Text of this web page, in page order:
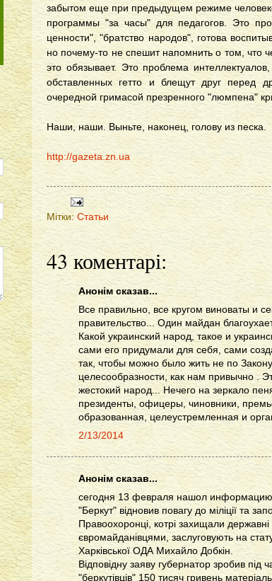
забытом еще при предыдущем режиме
программы "за часы" для педагогов. Это
ценности", "братство народов", готова
но почему-то не спешит напомнить о том, что
это обязывает. Это проблема
обставленных гетто и блещут друг перед
очередной гримасой презренного "люмпена"
Наши, наши. Выньте, наконец, голову из песка.
http://gazeta.zn.ua
Мітки: Статьи
43 коментарі:
Анонім сказав...
Все правильно, все кругом виноваты и
правительство... Один майдан
Какой украинский народ, такое и
сами его придумали для себя, сами
так, чтобы можно было жить не по
целесообразности, как нам привычно .
жестокий народ... Нечего на зеркало
президенты, офицеры, чиновники,
образованная, целеустремленная и
2/13/2014
Анонім сказав...
сегодня 13 февраля нашол
"Беркут" відновив повагу до міліції та
Правоохоронці, котрі захищали державні
євромайданівцями, заслуговують на
Харківської ОДА Михайло Добкін.
Відповідну заяву губернатор зробив під
"беркутівців" 150 тисяч гривень